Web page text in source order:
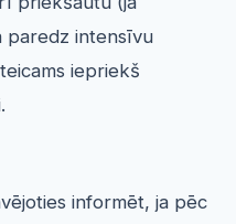
paredz intensīvu
iepriekš
informēt, ja pēc